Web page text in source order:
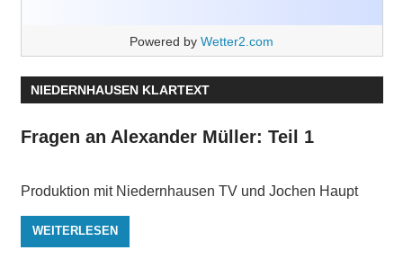
Powered by Wetter2.com
NIEDERNHAUSEN KLARTEXT
Fragen an Alexander Müller: Teil 1
Produktion mit Niedernhausen TV und Jochen Haupt
WEITERLESEN